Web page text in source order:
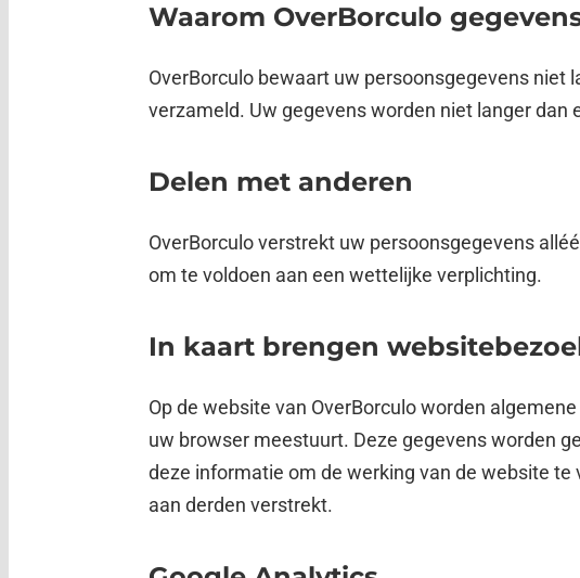
Waarom OverBorculo
OverBorculo bewaart uw persoonsgegevens niet
verzameld. Uw gegevens worden niet langer
Delen met anderen
OverBorculo verstrekt uw persoonsgegevens
om te voldoen aan een wettelijke verplichting.
In kaart brengen
Op de website van OverBorculo worden
uw browser meestuurt. Deze gegevens worden
deze informatie om de werking van de website
aan derden verstrekt.